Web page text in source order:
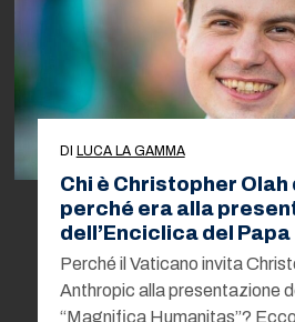
DI LUCA LA GAMMA
Chi è Christopher
perché era alla
dell’Enciclica del Papa
Perché il Vaticano invita
Anthropic alla presentazione
“Magnifica Humanitas”?